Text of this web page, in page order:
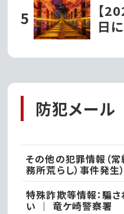
【
日
も
防犯メール
その他の犯罪情報（
務所荒らし）事件発生
さい ｜ 常総警察署
特殊詐欺等情報：騙
い ｜ 竜ケ崎警察署